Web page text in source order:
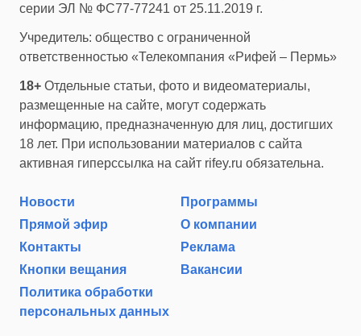
серии ЭЛ № ФС77-77241 от 25.11.2019 г.
Учредитель: общество с ограниченной
ответственностью «Телекомпания «Рифей – Пермь»
18+ Отдельные статьи, фото и видеоматериалы,
размещенные на сайте, могут содержать
информацию, предназначенную для лиц, достигших
18 лет. При использовании материалов с сайта
активная гиперссылка на сайт rifey.ru обязательна.
Новости
Программы
Прямой эфир
О компании
Контакты
Реклама
Кнопки вещания
Вакансии
Политика обработки
персональных данных